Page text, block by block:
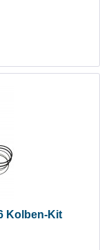
Kolben-Kit